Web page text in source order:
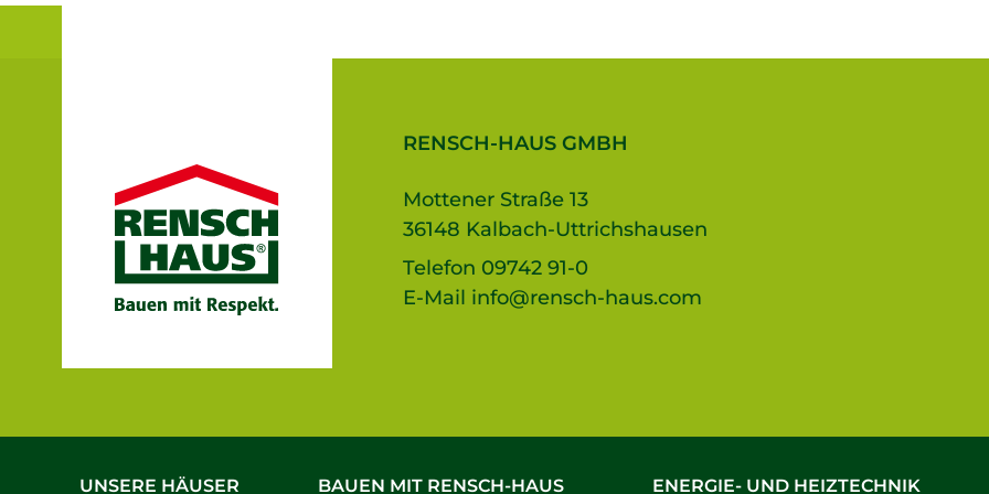
RENSCH-HAUS GMBH
Mottener Straße 13
36148 Kalbach-Uttrichshausen
Telefon 09742 91-0
E-Mail info@rensch-haus.com
UNSERE HÄUSER BAUEN MIT RENSCH-HAUS ENERGIE- UND HEIZTECHNIK